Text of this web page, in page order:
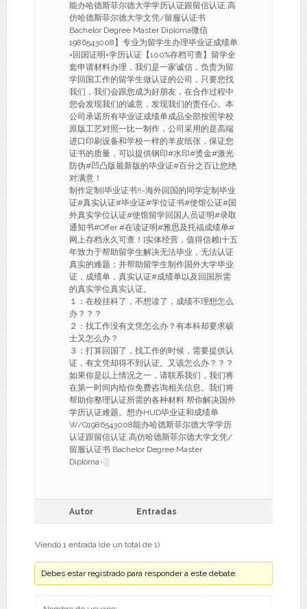
能办哈德斯菲尔德大学学历认证跟留信认证,高
仿哈德斯菲尔德大学文凭/留服认证书
Bachelor Degree Master Diploma微信
1986543008】专业为留学生办理毕业证成绩单
+回国证明+学历认证【100%存档可查】留学全
套申请材料办理，我们是一家诚信，负责为留
学回国工作的留学生做认证的公司，只要您找
我们，我们会跟您成为好朋友，在合作过程中
您会发现我们的诚意，发现我们的责任心。本
公司承诺所有毕业证成绩单成品全部按照学校
原版工艺对照一比一制作，公司采用的是高端
进口印刷设备和学校一样的羊皮纸张，保证您
证书的质量，可以提供钢印#水印#烫金#激光
防伪#凹凸版最新版的毕业证#百分之百让您绝
对满意！
制作定制|毕业证书!!~海外回国的同学定制毕业
证#真实认证#毕业证#学位证书#使馆公证#国
外真实学位认证#使馆留学回国人员证明#录取
通知书#Offer #在读证明#雅思及托福成绩单#
网上存档永久可查！[实体经营，值得信赖]十五
年致力于帮助留学生解决无法毕业，无法认证
真实的难题；并帮助留学生制作国外大学毕业
证，成绩单，真实认证#成绩单以及回国所需
的真实学位真实认证。
１：在校挂科了，不想读了，成绩不理想怎么
办？？？
２：找工作没有文凭怎么办？有本科却要求硕
士又怎么办？
３：打算回国了，找工作的时候，需要提供认
证，有文凭却得不到认证。又该怎么办？？？
如果你是以上情况之一，请联系我们，我们将
在第一时间内给你免费咨询相关信息。我们将
帮助你整理认证所需的各种材料.帮你解决国外
学历认证难题。想办HUD毕业证和成绩单
W/Q1986543008能办哈德斯菲尔德大学学历
认证跟留信认证,高仿哈德斯菲尔德大学文凭/
留服认证书 Bachelor Degree Master
Diploma۰░
Autor Entradas
Viendo 1 entrada (de un total de 1)
Debes estar registrado para responder a este debate.